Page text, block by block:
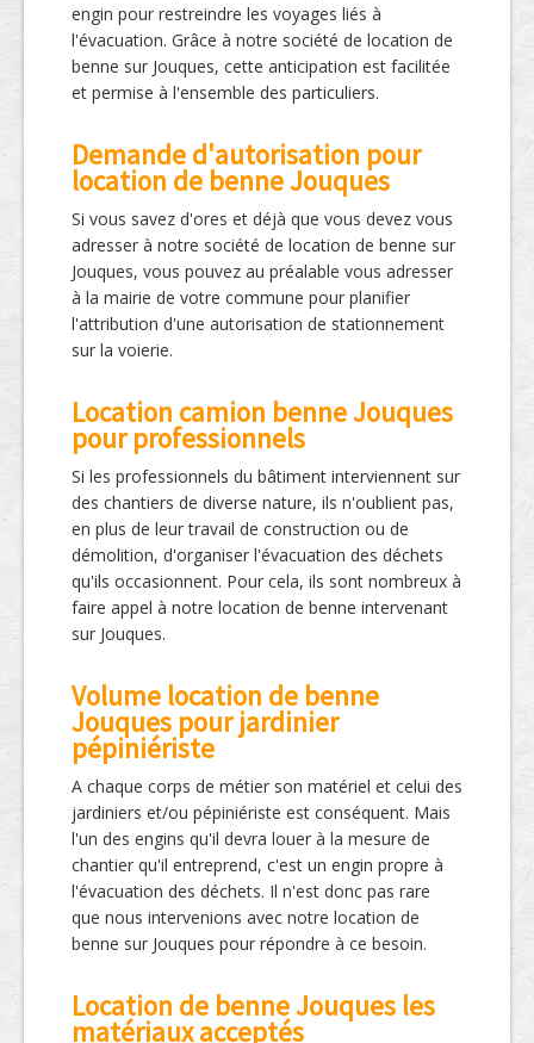
engin pour restreindre les voyages liés à
l'évacuation. Grâce à notre société de location de
benne sur Jouques, cette anticipation est facilitée
et permise à l'ensemble des particuliers.
Demande d'autorisation pour
location de benne Jouques
Si vous savez d'ores et déjà que vous devez vous
adresser à notre société de location de benne sur
Jouques, vous pouvez au préalable vous adresser
à la mairie de votre commune pour planifier
l'attribution d'une autorisation de stationnement
sur la voierie.
Location camion benne Jouques
pour professionnels
Si les professionnels du bâtiment interviennent sur
des chantiers de diverse nature, ils n'oublient pas,
en plus de leur travail de construction ou de
démolition, d'organiser l'évacuation des déchets
qu'ils occasionnent. Pour cela, ils sont nombreux à
faire appel à notre location de benne intervenant
sur Jouques.
Volume location de benne
Jouques pour jardinier
pépiniériste
A chaque corps de métier son matériel et celui des
jardiniers et/ou pépiniériste est conséquent. Mais
l'un des engins qu'il devra louer à la mesure de
chantier qu'il entreprend, c'est un engin propre à
l'évacuation des déchets. Il n'est donc pas rare
que nous intervenions avec notre location de
benne sur Jouques pour répondre à ce besoin.
Location de benne Jouques les
matériaux acceptés